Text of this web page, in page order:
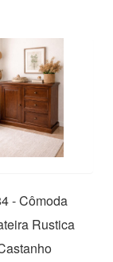
- Cômoda
Rustica